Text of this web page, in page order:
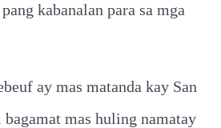
kabanalan para sa mga
ay mas matanda kay San
bagamat mas huling namatay